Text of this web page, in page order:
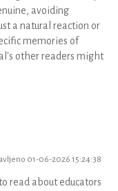
avoiding
a natural reaction or
memories of
other readers might
01-06-2026 15:24:38
read about educators